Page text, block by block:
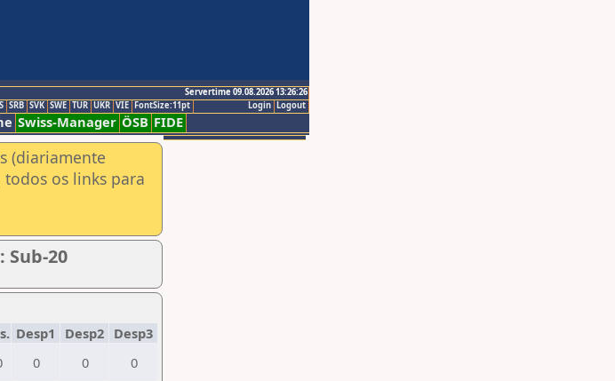
Servertime 09.08.2026 13:26:26
Logout
Login
SRB SVK SWE TUR UKR VIE FontSize:11pt
Swiss-Manager ÖSB FIDE
(diariamente
todos os links para
Sub-20
Desp1 Desp2 Desp3
0 0
0